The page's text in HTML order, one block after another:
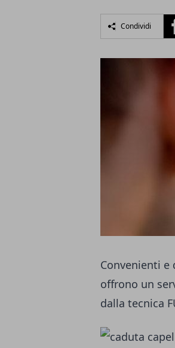
Condividi
Convenienti e
offrono un
dalla tecnica